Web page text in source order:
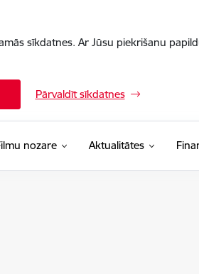
sīkdatnes. Ar Jūsu piekrišanu
Pārvaldīt sīkdatnes
nozare Aktualitātes